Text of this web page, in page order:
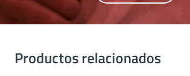
Productos relacionados